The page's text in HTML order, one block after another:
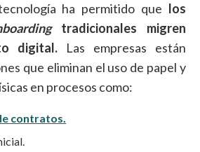
ha permitido que los
tradicionales migren
digital. Las empresas están
que eliminan el uso de papel y
en procesos como:
contratos.